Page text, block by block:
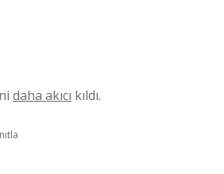
daha akıcı kıldı.